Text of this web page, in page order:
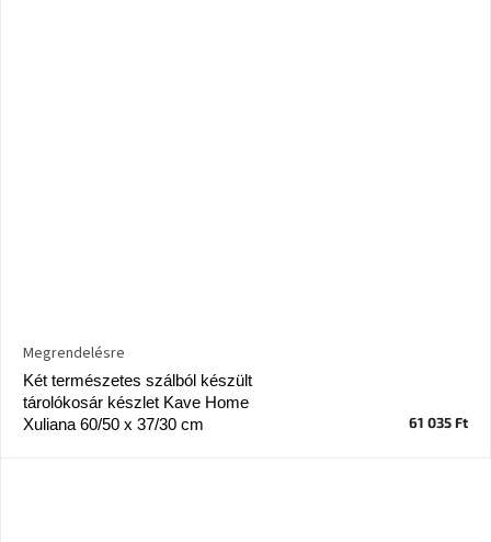
Két természetes szálból készült
tárolókosár készlet Kave Home
Xuliana 60/50 x 37/30 cm
Megrendelésre
61 035 Ft